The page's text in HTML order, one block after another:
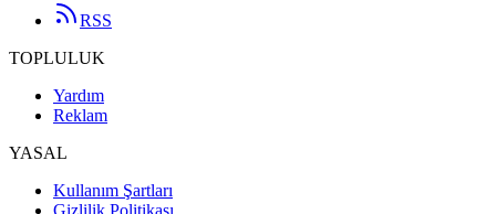
RSS
TOPLULUK
Yardım
Reklam
YASAL
Kullanım Şartları